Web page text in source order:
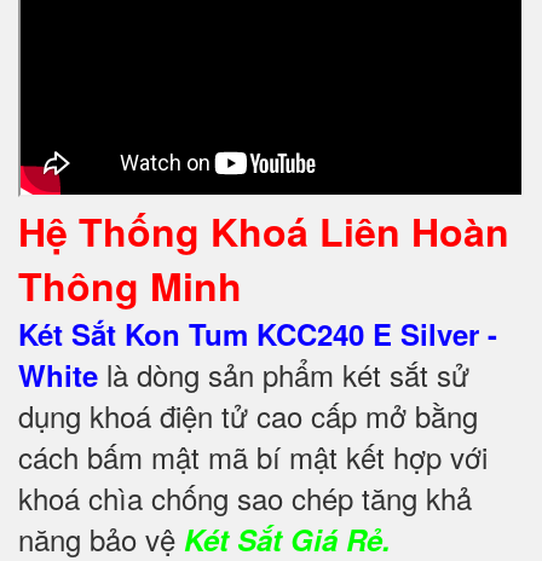
Hệ Thống Khoá Liên Hoàn
Thông Minh
Két Sắt Kon Tum KCC240 E Silver -
White là dòng sản phẩm két sắt sử
dụng khoá điện tử cao cấp mở bằng
cách bấm mật mã bí mật kết hợp với
khoá chìa chống sao chép tăng khả
năng bảo vệ Két Sắt Giá Rẻ.